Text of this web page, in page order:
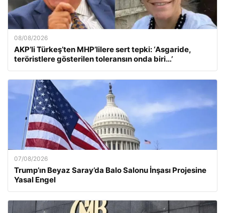
08/08/2026
AKP’li Türkeş’ten MHP’lilere sert tepki: ‘Asgaride,
teröristlere gösterilen toleransın onda biri…’
07/08/2026
Trump’ın Beyaz Saray’da Balo Salonu İnşası Projesine
Yasal Engel